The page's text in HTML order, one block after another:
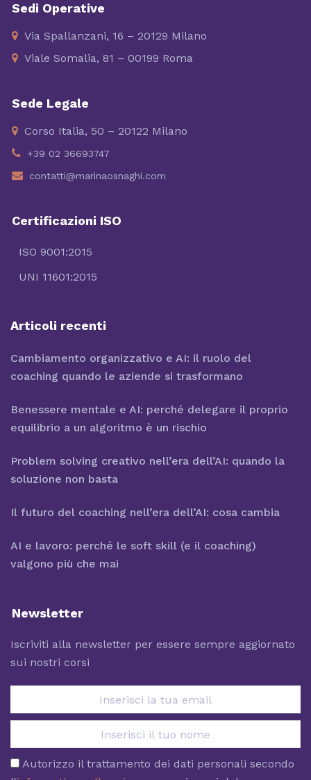
Sedi Operative
Via Spallanzani, 16 – 20129 Milano
Viale Somalia, 81 – 00199 Roma
Sede Legale
Corso Italia, 50 – 20122 Milano
+39 02 36693747
contatti@marinaosnaghi.com
Certificazioni ISO
ISO 9001:2015
UNI 11601:2015
Articoli recenti
Cambiamento organizzativo e AI: il ruolo del
coaching quando le aziende si trasformano
Benessere mentale e AI: perché delegare il proprio
equilibrio a un algoritmo è un rischio
Problem solving creativo nell’era dell’AI: quando la
soluzione non basta
Il futuro del coaching nell’era dell’AI: cosa cambia
AI e lavoro: perché le soft skill (e il coaching)
valgono più che mai
Newsletter
Iscriviti alla newsletter per essere sempre aggiornato
sui nostri corsi
Autorizzo il trattamento dei dati personali secondo